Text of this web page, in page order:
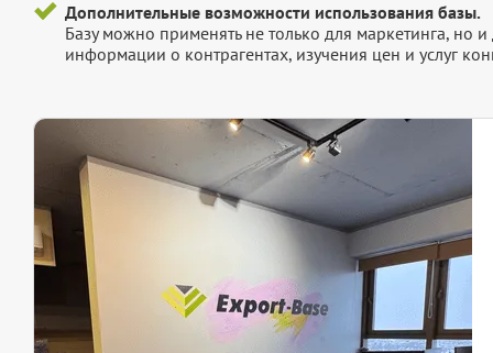
Дополнительные возможности использования базы.
Базу можно применять не только для маркетинга, но
информации о контрагентах, изучения цен и услуг